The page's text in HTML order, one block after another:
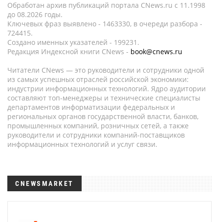
Обработан архив публикаций портала CNews.ru c 11.1998
до 08.2026 годы.
Ключевых фраз выявлено - 1463330, в очереди разбора -
724415.
Создано именных указателей - 199231.
Редакция Индексной книги CNews - book@cnews.ru
Читатели CNews — это руководители и сотрудники одной
из самых успешных отраслей российской экономики:
индустрии информационных технологий. Ядро аудитории
составляют топ-менеджеры и технические специалисты
департаментов информатизации федеральных и
региональных органов государственной власти, банков,
промышленных компаний, розничных сетей, а также
руководители и сотрудники компаний-поставщиков
информационных технологий и услуг связи.
CNEWSMARKET